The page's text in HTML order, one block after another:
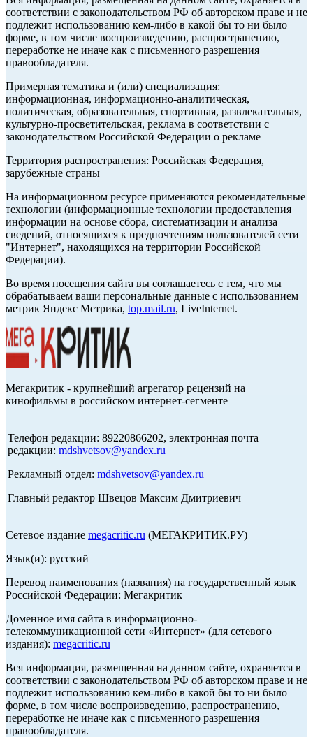
соответствии с законодательством РФ об авторском праве и не
подлежит использованию кем-либо в какой бы то ни было
форме, в том числе воспроизведению, распространению,
переработке не иначе как с письменного разрешения
правообладателя.
Примерная тематика и (или) специализация:
информационная, информационно-аналитическая,
политическая, образовательная, спортивная, развлекательная,
культурно-просветительская, реклама в соответствии с
законодательством Российской Федерации о рекламе
Территория распространения: Российская Федерация,
зарубежные страны
На информационном ресурсе применяются рекомендательные
технологии (информационные технологии предоставления
информации на основе сбора, систематизации и анализа
сведений, относящихся к предпочтениям пользователей сети
"Интернет", находящихся на территории Российской
Федерации).
Во время посещения сайта вы соглашаетесь с тем, что мы
обрабатываем ваши персональные данные с использованием
метрик Яндекс Метрика, top.mail.ru, LiveInternet.
Мегакритик - крупнейший агрегатор рецензий на
кинофильмы в российском интернет-сегменте
Телефон редакции: 89220866202, электронная почта
редакции: mdshvetsov@yandex.ru
Рекламный отдел: mdshvetsov@yandex.ru
Главный редактор Швецов Максим Дмитриевич
Сетевое издание megacritic.ru (МЕГАКРИТИК.РУ)
Язык(и): русский
Перевод наименования (названия) на государственный язык
Российской Федерации: Мегакритик
Доменное имя сайта в информационно-
телекоммуникационной сети «Интернет» (для сетевого
издания): megacritic.ru
Вся информация, размещенная на данном сайте, охраняется в
соответствии с законодательством РФ об авторском праве и не
подлежит использованию кем-либо в какой бы то ни было
форме, в том числе воспроизведению, распространению,
переработке не иначе как с письменного разрешения
правообладателя.